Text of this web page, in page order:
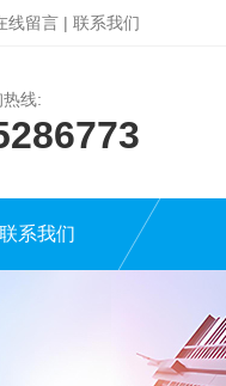
线留言 | 联系我们
线:
联系我们